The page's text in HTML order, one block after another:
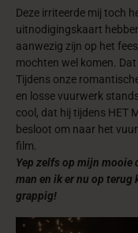
Deze irriteerde mij toch
uitnodigingskaart
aanwezig zijn op het
mochten wel komen. Dat
Tijdens onze
en losse vuurwerk
cool, dat hij tijdens HET
besloot om naar het
film.
Yep zelfs op mijn mooie
man en ik er nu op terug
grappig!